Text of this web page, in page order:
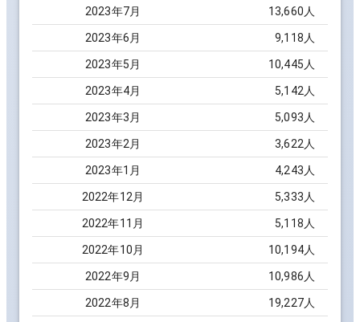
2023年7月 13,660 人
2023年6 月 9,118 人
2023年5 月 10,445 人
2023年4月 5,142 人
2023年3 月 5,093 人
2023年2 月 3,622 人
2023年1 月 4,243 人
2022年12 月 5,333 人
2022年11 月 5,118 人
2022年10 月 10,194人
2022年9 月 10,986 人
2022年8 月 19,227人